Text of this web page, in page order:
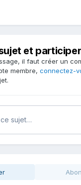
et participer
il faut créer un
membre, connectez-
sujet…